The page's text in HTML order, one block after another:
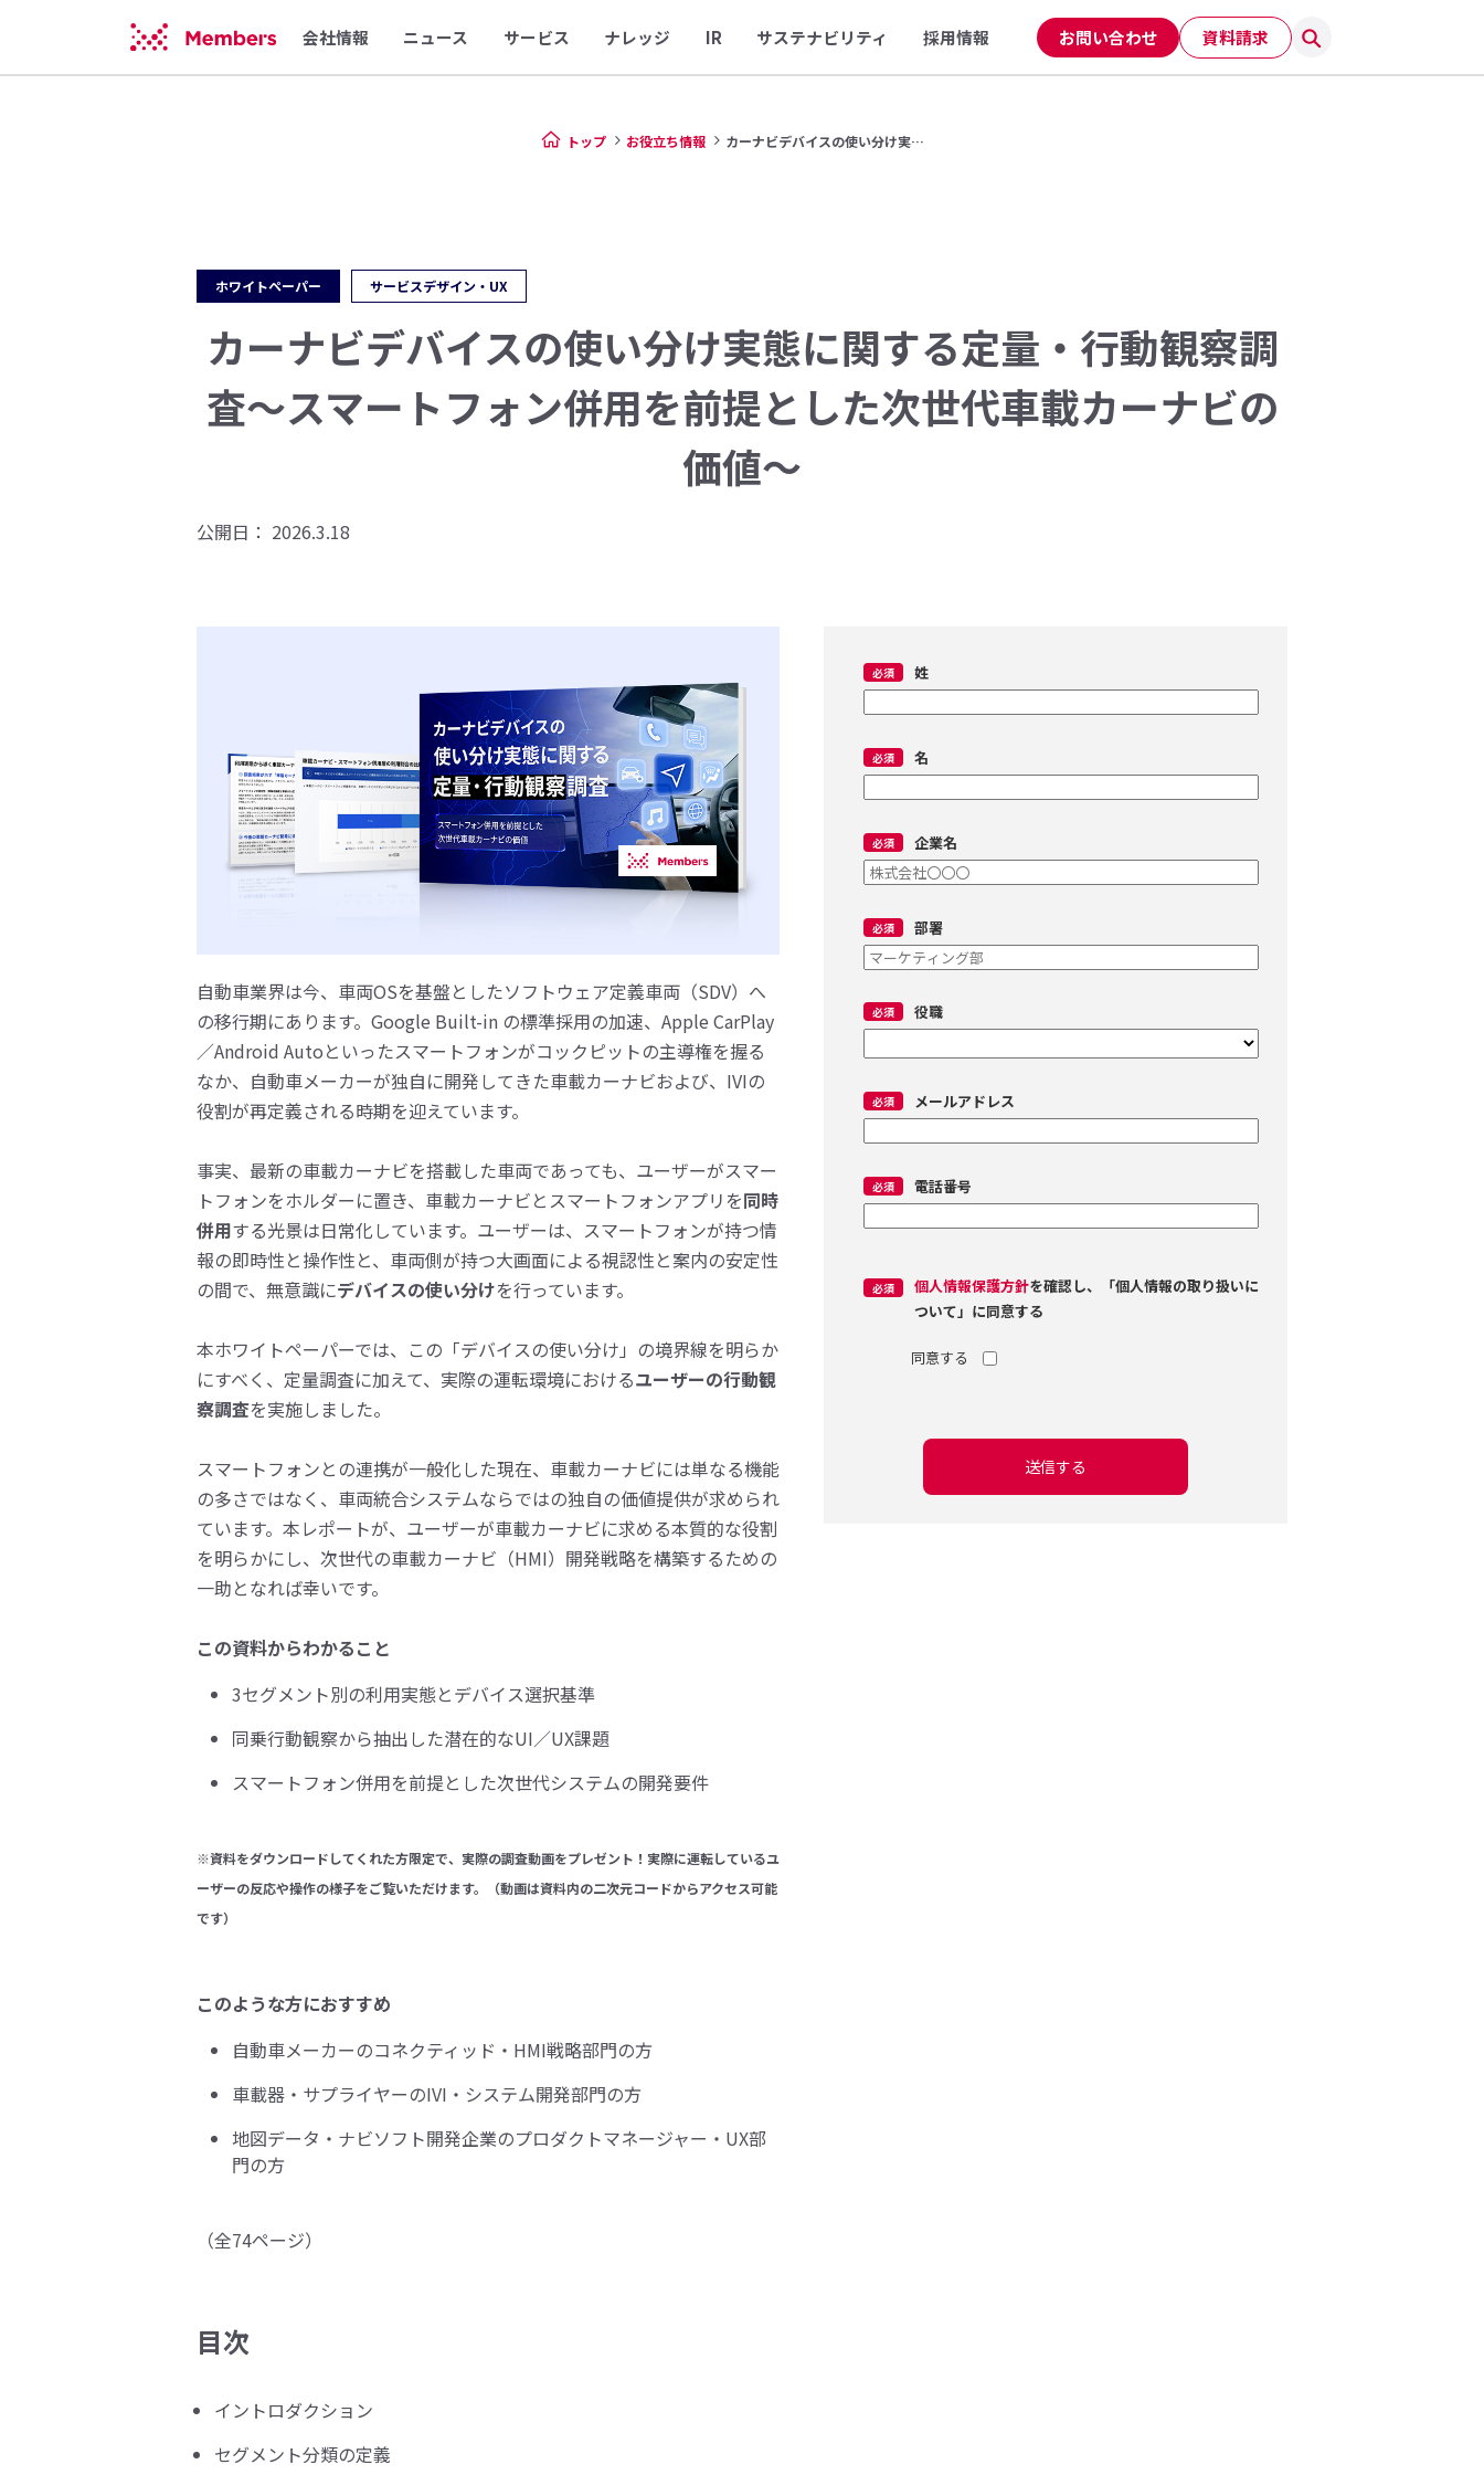
会社情報 ニュース サービス ナレッジ IR サステナビリティ 採用情報 お問い合わせ 資料請求
トップ お役立ち情報 カーナビデバイスの使い分け実態...
ホワイトペーパー サービスデザイン・UX
カーナビデバイスの使い分け実態に関する定量・行動観察調
査〜スマートフォン併用を前提とした次世代車載カーナビの
価値〜
公開日： 2026.3.18
自動車業界は​今、​車両OSを​基盤とした​ソフトウェア定義車両​（SDV）​へ
の​移行期に​あります。​Google Built-in の​標準採用の​加速、​Apple CarPlay
／Android Autoと​いった​スマートフォンが​コックピットの​主導権を​握る​
なか、​自動車メーカーが​独自に​開発してきた​車載カーナビおよび、​IVIの​
役割が​再定義される​時期を​迎えています。​
事実、​最新の​車載カーナビを​搭載した​車両であっても、​ユーザーが​スマー
トフォンを​ホルダーに​置き、​車載カーナビと​スマートフォンアプリを​同時
併用する​光景は​日常化しています。​ユーザーは、​スマートフォンが​持つ情
報の​即時性と​操作性と、​車両側が​持つ​大画面に​よる​視認性と​案内の​安定性
の​間で、​無意識に​デバイスの​使い分けを​行っています。​
本ホワイトペーパーでは、​この​「デバイスの​使い分け」の​境界線を​明らか
に​すべく、​定量調査に​加えて、​実際の​運転環境に​おける​ユーザーの​行動観
察調査を​実施しました。​
スマートフォンとの​連携が​一般化した​現在、​車載カーナビには​単なる​機能
の​多さではなく、​車両統合システムならではの​独自の​価値提供が​求められ
ています。​本レポートが、​ユーザーが​車載カーナビに​求める​本質的な​役割
を​明らかにし、​次世代の​車載カーナビ​（HMI）​開発戦略を​構築する​ための​
一助と​なれば​幸いです。​
この資料からわかること
3セグメント別の利用実態とデバイス選択基準
同乗行動観察から抽出した潜在的なUI／UX課題
スマートフォン併用を前提とした次世代システムの開発要件
※資料をダウンロードしてくれた方限定で、実際の調査動画をプレゼント！実際に運転しているユ
ーザーの反応や操作の様子をご覧いただけます。（動画は資料内の二次元コードからアクセス可能
です）
このような方におすすめ
自動車メーカーのコネクティッド・HMI戦略部門の方
車載器・サプライヤーのIVI・システム開発部門の方
地図データ・ナビソフト開発企業のプロダクトマネージャー・UX部
門の方
（全74ページ）
目次
イントロダクション
セグメント分類の定義
姓
名
企業名
部署
役職
メールアドレス
電話番号
個人情報保護方針を確認し、「個人情報の取り扱いに
ついて」に同意する
送信する